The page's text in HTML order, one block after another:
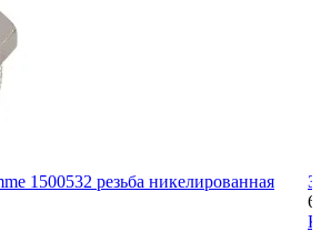
1500532 резьба никелированная